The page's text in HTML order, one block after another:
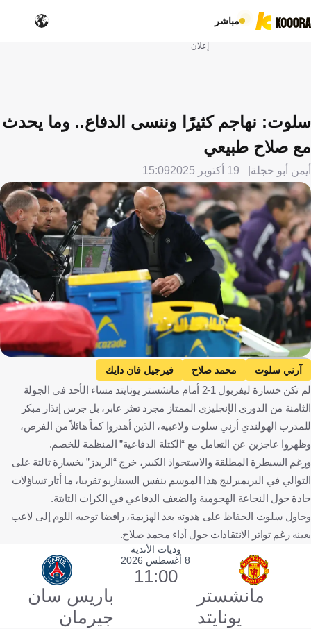
مباشر
إعلان
سلوت: نهاجم كثيرًا وننسى الدفاع.. وما يحدث
مع صلاح طبيعي
أيمن أبو حجلة 19 أكتوبر 2025 15:09
Getty Images
آرني سلوت محمد صلاح
فيرجيل فان دايك
ليفربول ضد مانشستر يونايتد
ليفربول
مانشستر يونايتد
الدوري الإنجليزي الممتاز
هولندا مصر إنجلترا كرة قدم
لم تكن خسارة ليفربول 1-2 أمام مانشستر يونايتد مساء الأحد في الجولة
الثامنة من الدوري الإنجليزي الممتاز مجرد تعثر عابر، بل جرس إنذار مبكر
للمدرب الهولندي أرني سلوت ولاعبيه، الذين أهدروا كماً هائلاً من الفرص،
وظهروا عاجزين عن التعامل مع “الكتلة الدفاعية” المنظمة للخصم.
ورغم السيطرة المطلقة والاستحواذ الكبير، خرج “الريدز” بخسارة ثالثة على
التوالي في البريميرليج هذا الموسم بنفس السيناريو تقريبا، ما أثار تساؤلات
حادة حول النجاعة الهجومية والضعف الدفاعي في الكرات الثابتة.
وحاول سلوت الحفاظ على هدوئه بعد الهزيمة، رافضا توجيه اللوم إلى لاعب
بعينه رغم تواتر الانتقادات حول أداء محمد صلاح.
وديات الأندية
مانشستر
يونايتد
8 أغسطس 2026
11:00
باريس سان
جيرمان